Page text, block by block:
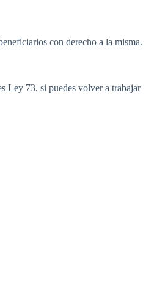
con derecho a la misma.
Ley 73, si puedes volver a trabajar